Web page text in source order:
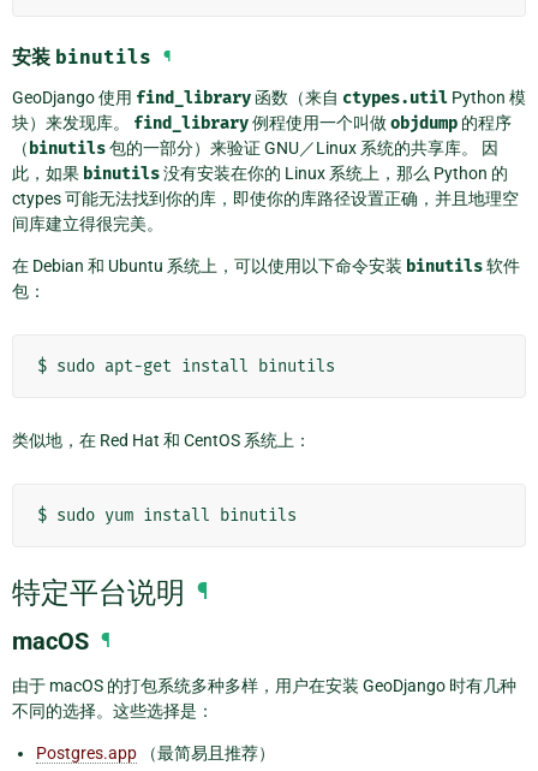
安装 binutils ¶
GeoDjango 使用 find_library 函数（来自 ctypes.util Python 模
块）来发现库。 find_library例程使用一个叫做objdump 的程序
（binutils包的一部分）来验证 GNU／Linux 系统的共享库。 因
此，如果 binutils没有安装在你的 Linux 系统上，那么 Python 的
ctypes 可能无法找到你的库，即使你的库路径设置正确，并且地理空
间库建立得很完美。
在 Debian 和 Ubuntu 系统上，可以使用以下命令安装 binutils软件
包：
$ sudo apt-get install
类似地，在 Red Hat 和 CentOS 系统上：
$ sudo yum install
特定平台说明 ¶
macOS ¶
由于 macOS 的打包系统多种多样，用户在安装 GeoDjango 时有几种
不同的选择。这些选择是：
Postgres.app （最简易且推荐）